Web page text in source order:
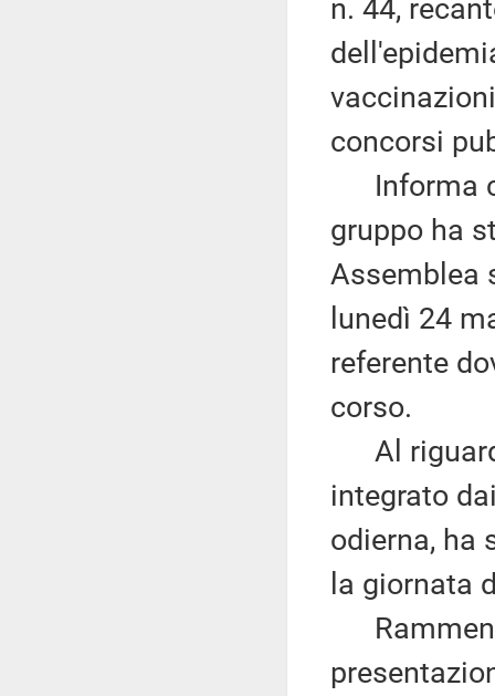
n. 44,
concorsi
Informa
gruppo ha
Assemblea
lunedì 24
referente
corso.
Al
integrato
odierna, ha
la giornata